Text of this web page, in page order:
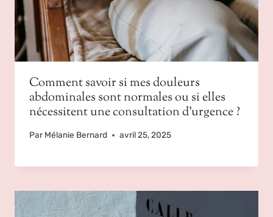
Comment savoir si mes douleurs
abdominales sont normales ou si elles
nécessitent une consultation d’urgence ?
Par Mélanie Bernard avril 25, 2025